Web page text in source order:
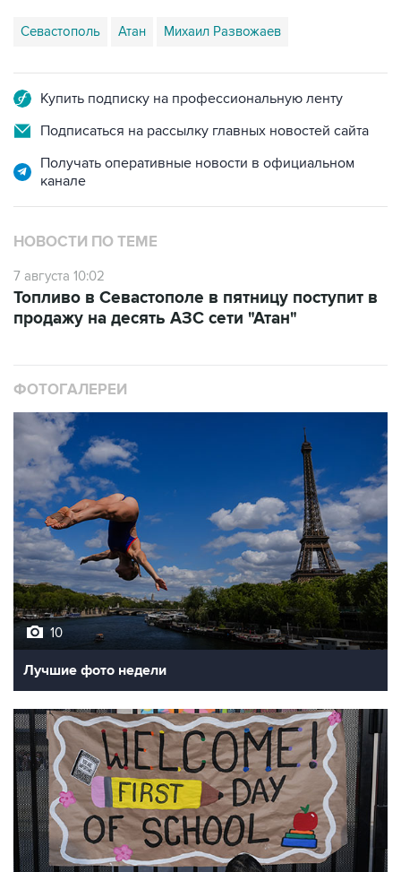
Севастополь Атан Михаил Развожаев
Купить подписку на профессиональную ленту
Подписаться на рассылку главных новостей сайта
Получать оперативные новости в официальном
канале
НОВОСТИ ПО ТЕМЕ
7 августа 10:02
Топливо в Севастополе в пятницу поступит в
продажу на десять АЗС сети "Атан"
ФОТОГАЛЕРЕИ
10
Лучшие фото недели